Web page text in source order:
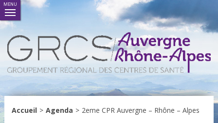
MENU
Accueil > Agenda > 2eme CPR Auvergne – Rhône – Alpes